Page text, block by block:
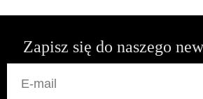
Zapisz się do naszego